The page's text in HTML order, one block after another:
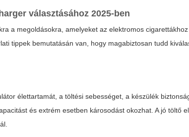
választásához 2025-ben
a megoldásokra, amelyeket az elektromos
tippek bemutatásán van, hogy magabiztosan tudd
élettartamát, a töltési sebességet, a készülék
és extrém esetben károsodást okozhat. A jó töltő